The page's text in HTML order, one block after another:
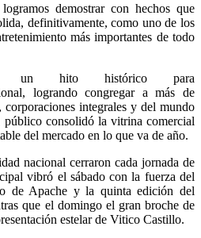
demostrar con hechos que
definitivamente, como uno de los
más importantes de todo
un hito histórico para
logrando congregar a más de
corporaciones integrales y del mundo
consolidó la vitrina comercial
del mercado en lo que va de año.
nacional cerraron cada jornada de
vibró el sábado con la fuerza del
de Apache y la quinta edición del
que el domingo el gran broche de
estelar de Vitico Castillo.